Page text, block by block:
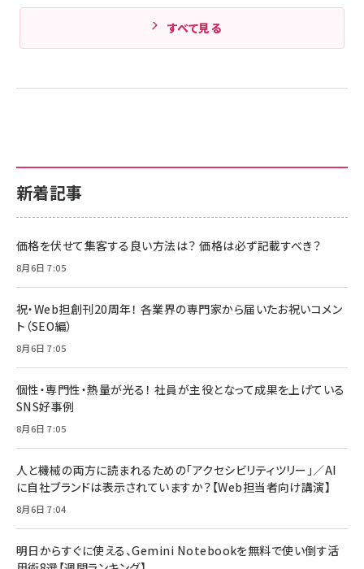
新着記事
価格を伏せて集客する良い方法は？ 価格は必ず記載すべき？
8月6日 7:05
祝・Web担創刊20周年！ 各業界の専門家から届いたお祝いコメン
ト（SEO編）
8月6日 7:05
個性・専門性・熱量が光る！ 社員が主役となって成果を上げている
SNS好事例
8月6日 7:05
人と機械の両方に読まれるための「アクセシビリティツリー」／AI
に自社ブランドは表示されていますか？【Web担当者向け講演】
8月6日 7:04
明日からすぐに使える、Gemini Notebookを無料で使い倒す活
すべて見る